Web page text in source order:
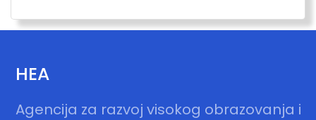
HEA
Agencija za razvoj visokog obrazovanja i